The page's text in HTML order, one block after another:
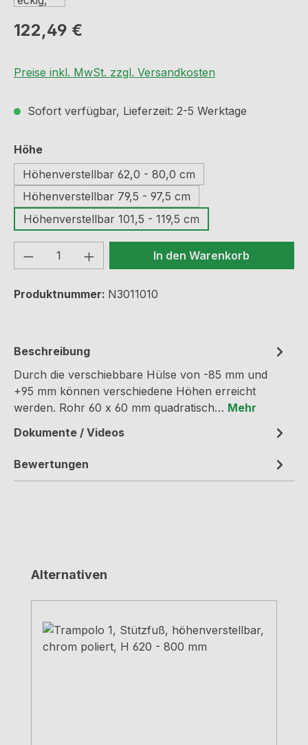
Regulärer Preis:
122,49 €
Preise inkl. MwSt. zzgl. Versandkosten
Sofort verfügbar, Lieferzeit: 2-5 Werktage
Höheauswählen
Höhenverstellbar 62,0 - 80,0 cm
Höhenverstellbar 79,5 - 97,5 cm
Höhenverstellbar 101,5 - 119,5 cm
Produkt Anzahl: Gib denIn den Warenkorb
Produktnummer: N3011010
Beschreibung
Durch die verschiebbare Hülse von -85 mm und
+95 mm können verschiedene Höhen erreicht
werden. Rohr 60 x 60 mm quadratisch… Mehr
Dokumente / Videos
Bewertungen
Produktgalerie überspringen
Alternativen